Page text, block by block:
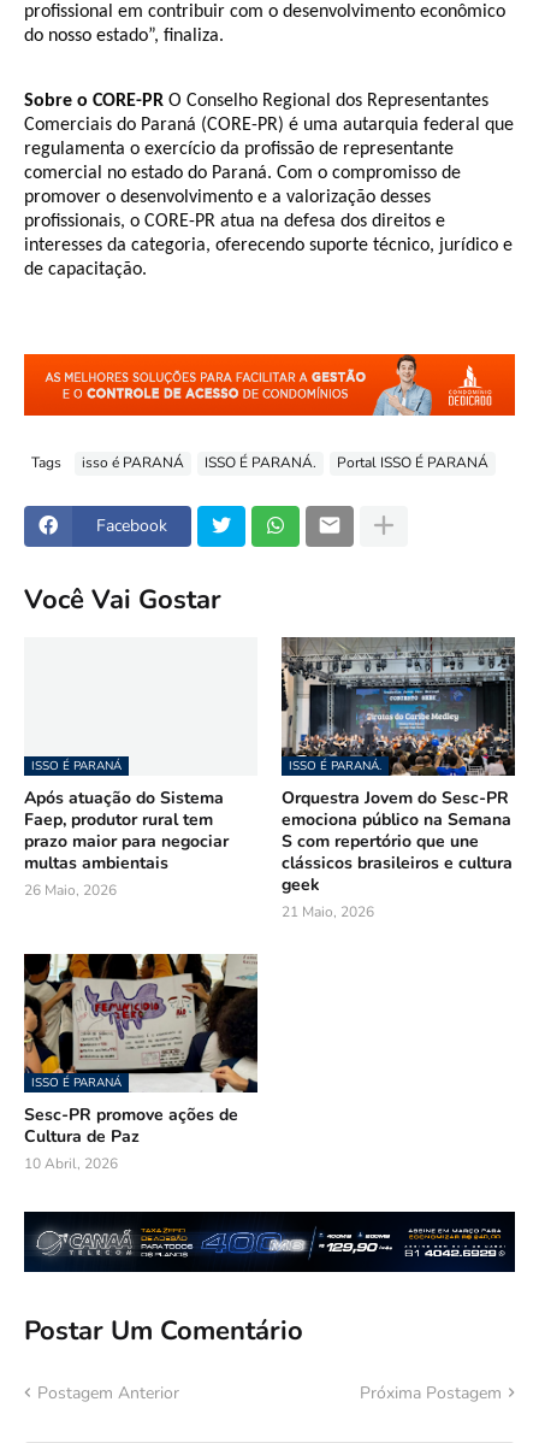
profissional em contribuir com o desenvolvimento econômico
do nosso estado”, finaliza.
Sobre o CORE-PR O Conselho Regional dos Representantes
Comerciais do Paraná (CORE-PR) é uma autarquia federal que
regulamenta o exercício da profissão de representante
comercial no estado do Paraná. Com o compromisso de
promover o desenvolvimento e a valorização desses
profissionais, o CORE-PR atua na defesa dos direitos e
interesses da categoria, oferecendo suporte técnico, jurídico e
de capacitação.
Tags isso é PARANÁ ISSO É PARANÁ. Portal ISSO É PARANÁ
Facebook
Você Vai Gostar
ISSO É PARANÁ
Após atuação do Sistema
Faep, produtor rural tem
prazo maior para negociar
multas ambientais
26 Maio, 2026
ISSO É PARANÁ.
Orquestra Jovem do Sesc-PR
emociona público na Semana
S com repertório que une
clássicos brasileiros e cultura
geek
21 Maio, 2026
ISSO É PARANÁ
Sesc-PR promove ações de
Cultura de Paz
10 Abril, 2026
Postar Um Comentário
Postagem Anterior Próxima Postagem